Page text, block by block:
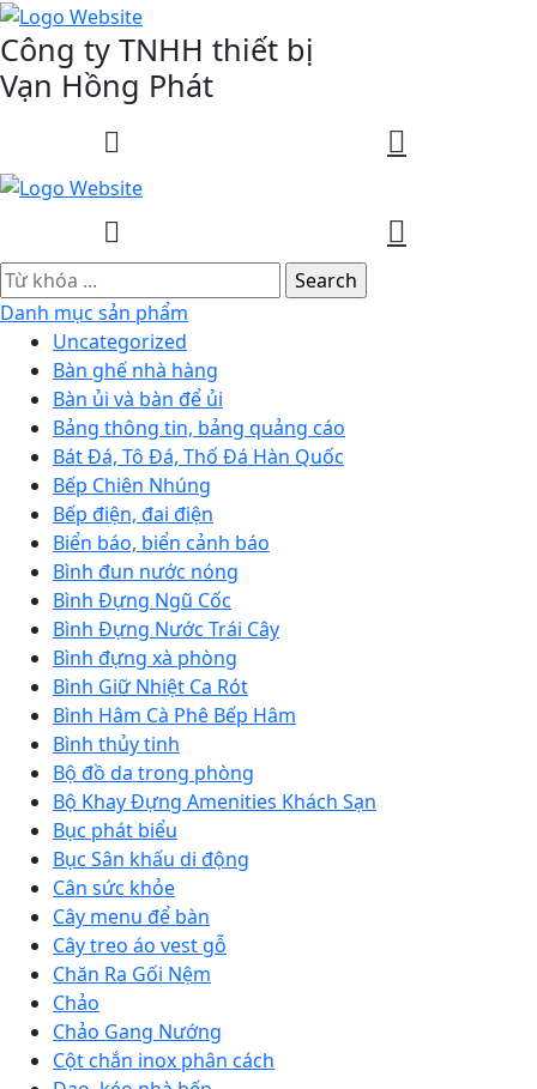
Công ty TNHH thiết bị
Vạn Hồng Phát
Danh mục sản phẩm
Uncategorized
Bàn ghế nhà hàng
Bàn ủi và bàn để ủi
Bảng thông tin, bảng quảng cáo
Bát Đá, Tô Đá, Thố Đá Hàn Quốc
Bếp Chiên Nhúng
Bếp điện, đai điện
Biển báo, biển cảnh báo
Bình đun nước nóng
Bình Đựng Ngũ Cốc
Bình Đựng Nước Trái Cây
Bình đựng xà phòng
Bình Giữ Nhiệt Ca Rót
Bình Hâm Cà Phê Bếp Hâm
Bình thủy tinh
Bộ đồ da trong phòng
Bộ Khay Đựng Amenities Khách Sạn
Bục phát biểu
Bục Sân khấu di động
Cân sức khỏe
Cây menu để bàn
Cây treo áo vest gỗ
Chăn Ra Gối Nệm
Chảo
Chảo Gang Nướng
Cột chắn inox phân cách